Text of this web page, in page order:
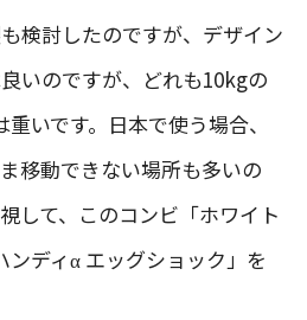
検討したのですが、デザイン
いのですが、どれも10kgの
いです。日本で使う場合、
移動できない場所も多いの
して、このコンビ「ホワイト
ンディα エッグショック」を